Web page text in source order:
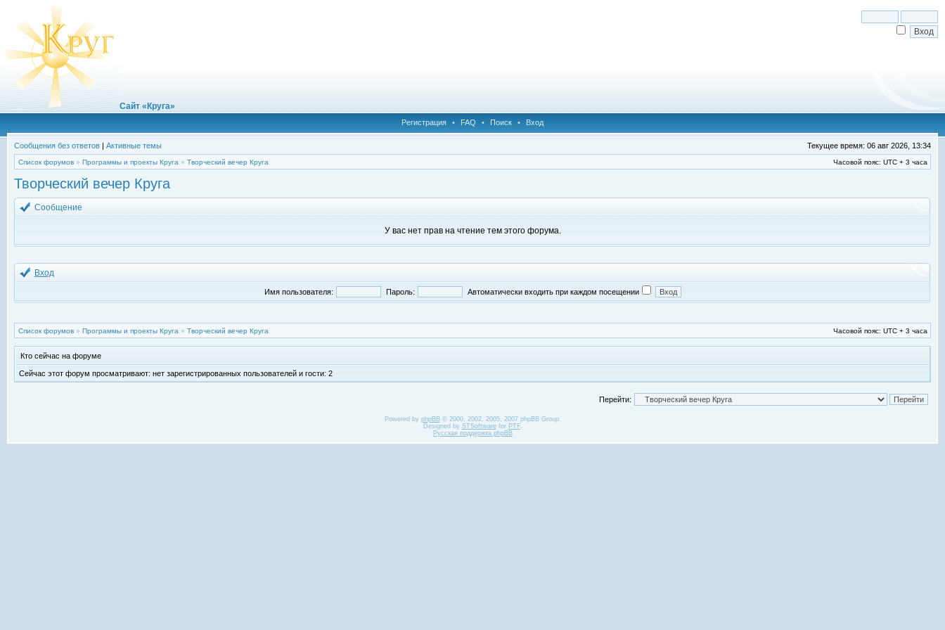
Сайт «Круга»
Регистрация • FAQ • Поиск • Вход
Сообщения без ответов | Активные темы Текущее время: 06 авг 2026, 13:34
Список форумов » Программы и проекты Круга » Творческий вечер Круга Часовой пояс: UTC + 3 часа
Творческий вечер Круга
Сообщение
У вас нет прав на чтение тем этого форума.
Вход
Имя пользователя: Пароль: Автоматически входить при каждом посещении
Список форумов » Программы и проекты Круга » Творческий вечер Круга Часовой пояс: UTC + 3 часа
Кто сейчас на форуме
Сейчас этот форум просматривают: нет зарегистрированных пользователей и гости: 2
Перейти:
Powered by phpBB© 2000, 2002, 2005, 2007 phpBB Group.
Designed by STSoftwarefor PTF.
Русская поддержка phpBB